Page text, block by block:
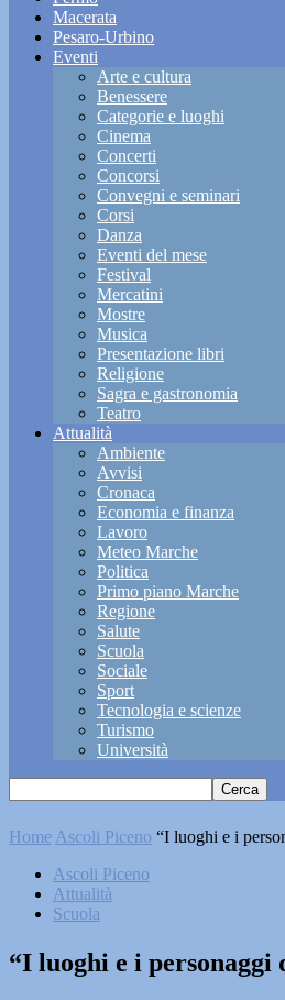
Macerata
Pesaro-Urbino
Eventi
Arte e cultura
Benessere
Categorie e luoghi
Cinema
Concerti
Concorsi
Convegni e seminari
Corsi
Danza
Eventi del mese
Festival
Mercatini
Mostre
Musica
Presentazione libri
Religione
Sagra e gastronomia
Teatro
Attualità
Ambiente
Avvisi
Cronaca
Economia e finanza
Lavoro
Meteo Marche
Politica
Primo piano Marche
Regione
Salute
Scuola
Sociale
Sport
Tecnologia e scienze
Turismo
Università
Home Ascoli Piceno “I luoghi e i
Ascoli Piceno
Attualità
Scuola
“I luoghi e i personaggi